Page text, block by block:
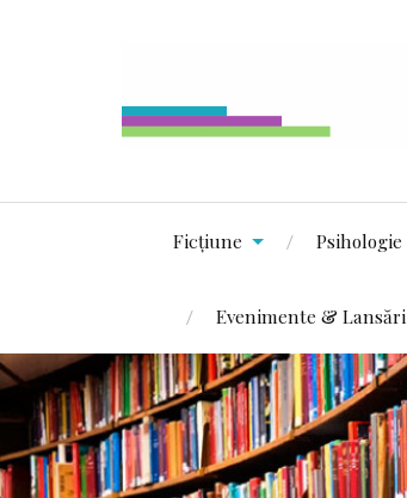
Ficțiune Psihologie
Evenimente & Lansări